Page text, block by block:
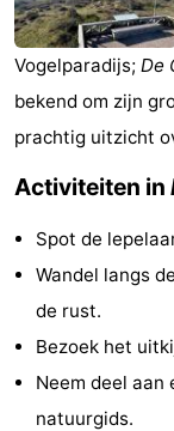
De
Waal
-
Oosterend
Natuur
uitkijkpunten
Overnachten
Appartementen
-
Bosch
en
De
-
Vogelparadijs; De
bekend om zijn
prachtig uitzicht
Activiteiten in
Spot de
Wandel langs
de rust.
Bezoek het
Neem deel aan
natuurgids.